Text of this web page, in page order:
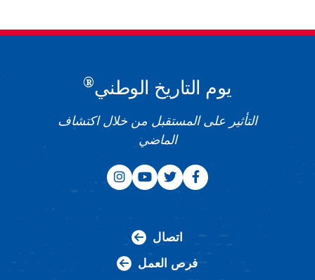
يوم التاريخ الوطني®
التأثير على المستقبل من خلال اكتشاف
الماضي
اتصال
فرص العمل